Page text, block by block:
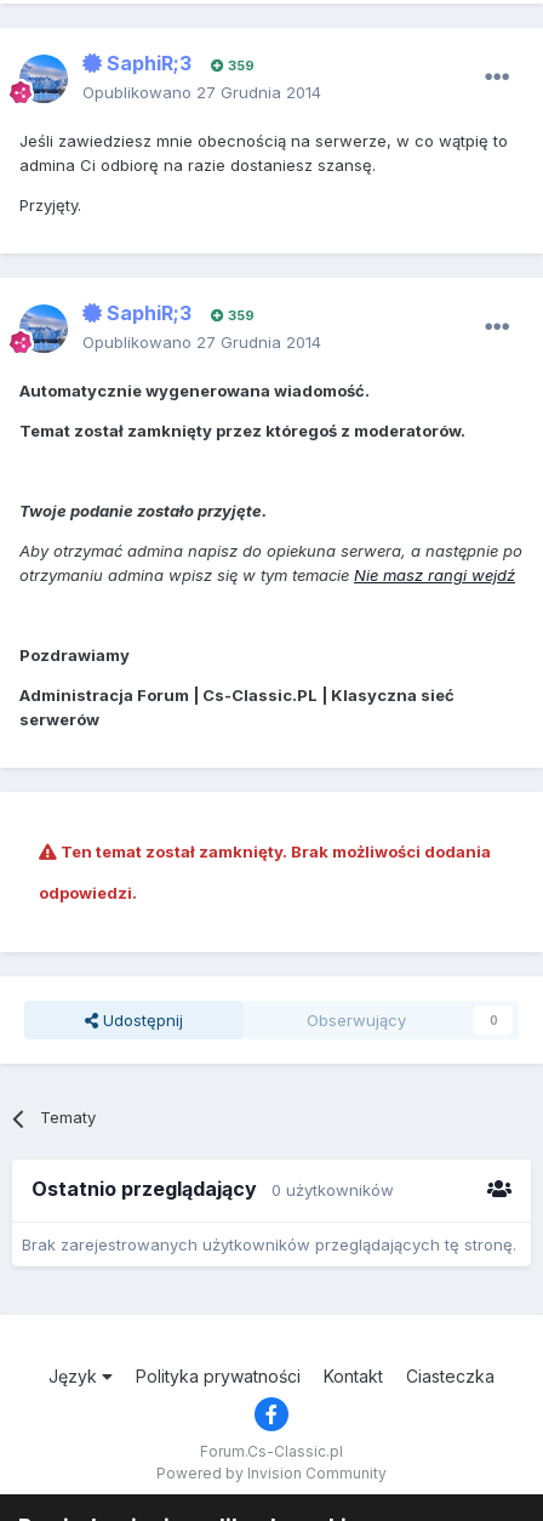
SaphiR;3 359
Opublikowano 27 Grudnia 2014
Jeśli zawiedziesz mnie obecnością na serwerze, w co wątpię to
admina Ci odbiorę na razie dostaniesz szansę.
Przyjęty.
SaphiR;3 359
Opublikowano 27 Grudnia 2014
Automatycznie wygenerowana wiadomość.
Temat został zamknięty przez któregoś z moderatorów.
Twoje podanie zostało przyjęte.
Aby otrzymać admina napisz do opiekuna serwera, a następnie po
otrzymaniu admina wpisz się w tym temacie Nie masz rangi wejdź
Pozdrawiamy
Administracja Forum | Cs-Classic.PL | Klasyczna sieć
serwerów
Ten temat został zamknięty. Brak możliwości dodania
odpowiedzi.
Udostępnij Obserwujący 0
Tematy
Ostatnio przeglądający 0 użytkowników
Brak zarejestrowanych użytkowników przeglądających tę stronę.
Język Polityka prywatności Kontakt Ciasteczka
Forum.Cs-Classic.pl
Powered by Invision Community